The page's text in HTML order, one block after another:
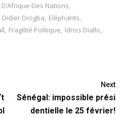
Des Nations,
Didier Drogba, Eléphants,
, Fragilité Politique, Idriss Diallo,
Next
Sénégal: impossible prési
dentielle le 25 février!